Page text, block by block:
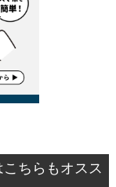
ちらもオスス